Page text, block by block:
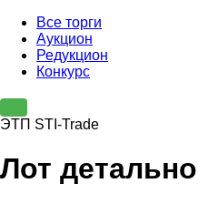
Все торги
Аукцион
Редукцион
Конкурс
ЭТП STI-Trade
Лот детально